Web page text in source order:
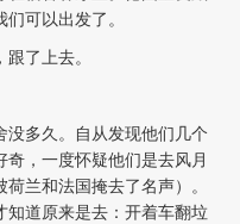
可以出发了。
了上去。
多久。自从发现他们几个
，一度怀疑他们是去风月
兰和法国掩去了名声）。
道原来是去：开着车翻垃